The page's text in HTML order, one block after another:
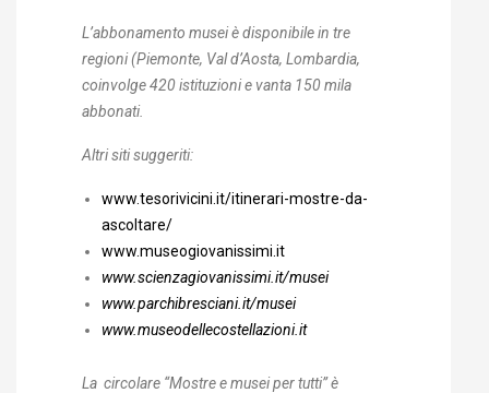
L’abbonamento musei è disponibile in tre
regioni (Piemonte, Val d’Aosta, Lombardia,
coinvolge 420 istituzioni e vanta 150 mila
abbonati.
Altri siti suggeriti:
www.tesorivicini.it/itinerari-mostre-da-
ascoltare/
www.museogiovanissimi.it
www.scienzagiovanissimi.it/musei
www.parchibresciani.it/musei
www.museodellecostellazioni.it
La circolare “Mostre e musei per tutti” è